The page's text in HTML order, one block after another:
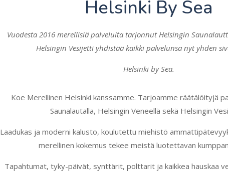
Helsinki By Sea
Vuodesta 2016 merellisiä palveluita tarjonnut Helsingin
Helsingin Vesijetti yhdistää kaikki palvelunsa nyt yhden
Helsinki by Sea.
Koe Merellinen Helsinki kanssamme. Tarjoamme räätälöityjä
Saunalautalla, Helsingin Veneellä sekä Helsingin
Laadukas ja moderni kalusto, koulutettu miehistö
merellinen kokemus tekee meistä luotettavan
Tapahtumat, tyky-päivät, synttärit, polttarit ja kaikkea hauskaa